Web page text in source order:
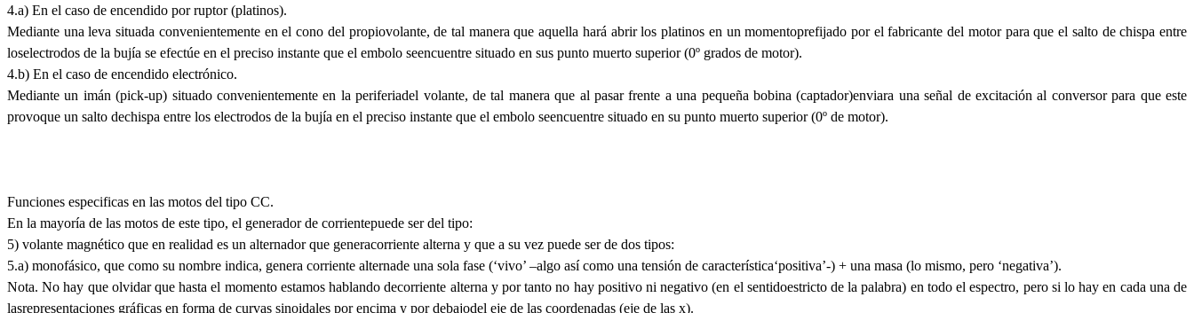
4.a) En el caso de encendido por ruptor (platinos).
Mediante una leva situada convenientemente en el cono del propiovolante, de tal manera que aquella hará abrir los platinos en un momentoprefijado por el fabricante del motor para que el salto de chispa entre
loselectrodos de la bujía se efectúe en el preciso instante que el embolo seencuentre situado en sus punto muerto superior (0º grados de motor).
4.b) En el caso de encendido electrónico.
Mediante un imán (pick-up) situado convenientemente en la periferiadel volante, de tal manera que al pasar frente a una pequeña bobina (captador)enviara una señal de excitación al conversor para que este
provoque un salto dechispa entre los electrodos de la bujía en el preciso instante que el embolo seencuentre situado en su punto muerto superior (0º de motor).
Funciones especificas en las motos del tipo CC.
En la mayoría de las motos de este tipo, el generador de corrientepuede ser del tipo:
5) volante magnético que en realidad es un alternador que generacorriente alterna y que a su vez puede ser de dos tipos:
5.a) monofásico, que como su nombre indica, genera corriente alternade una sola fase (‘vivo’ –algo así como una tensión de característica‘positiva’-) + una masa (lo mismo, pero ‘negativa’).
Nota. No hay que olvidar que hasta el momento estamos hablando decorriente alterna y por tanto no hay positivo ni negativo (en el sentidoestricto de la palabra) en todo el espectro, pero si lo hay en cada una de
lasrepresentaciones gráficas en forma de curvas sinoidales por encima y por debajodel eje de las coordenadas (eje de las x).